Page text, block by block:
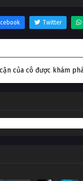
Twitter
của cô được khám